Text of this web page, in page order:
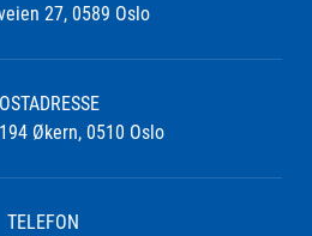
27, 0589 Oslo
Økern, 0510 Oslo
TELEFON